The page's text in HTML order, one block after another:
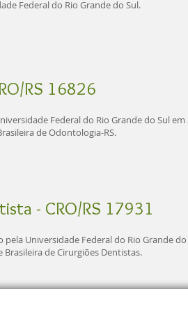
Federal do Rio Grande do Sul.
RS 16826
Federal do Rio Grande do Sul
de Odontologia-RS.
- CRO/RS 17931
pela Universidade Federal do Rio Grande
de Cirurgiões Dentistas.